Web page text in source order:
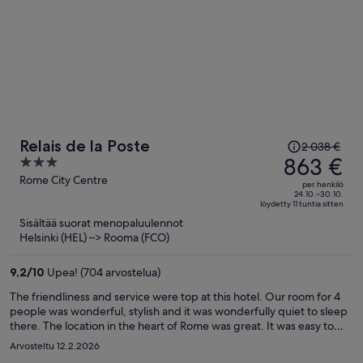
Relais de la Poste
3
out
Rome City Centre
Hinta
oli
2 038 €,
hinta
on
2 038 €
863 €
per henkilö
24.10.–30.10.
löydetty 11 tuntia sitten
Sisältää suorat menopaluulennot
Helsinki (HEL) –> Rooma (FCO)
9,2/10 Upea! (704 arvostelua)
The friendliness and service were top at this hotel. Our room for 4
people was wonderful, stylish and it was wonderfully quiet to sleep
there. The location in the heart of Rome was great. It was easy to
walk in every direction (30 minutes to each attraction). The room
Arvosteltu 12.2.2026